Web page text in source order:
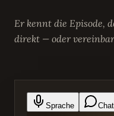
Er kennt die Episode,
direkt — oder
Sprache Chat